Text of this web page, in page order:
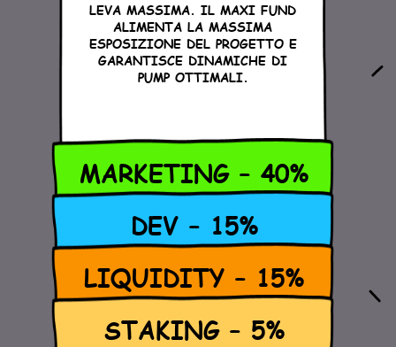
LEVA MASSIMA. IL MAXI FUND
ALIMENTA LA MASSIMA
ESPOSIZIONE DEL PROGETTO E
GARANTISCE DINAMICHE DI
PUMP OTTIMALI.
MARKETING – 40%
DEV – 15%
LIQUIDITY – 15%
STAKING – 5%